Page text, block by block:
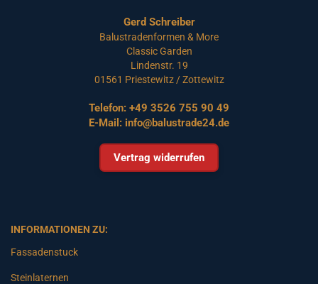
Gerd Schreiber
Balustradenformen & More
Classic Garden
Lindenstr. 19
01561 Priestewitz / Zottewitz
Telefon: +49 3526 755 90 49
E-Mail: info@balustrade24.de
Vertrag widerrufen
INFORMATIONEN ZU:
Fassadenstuck
Steinlaternen